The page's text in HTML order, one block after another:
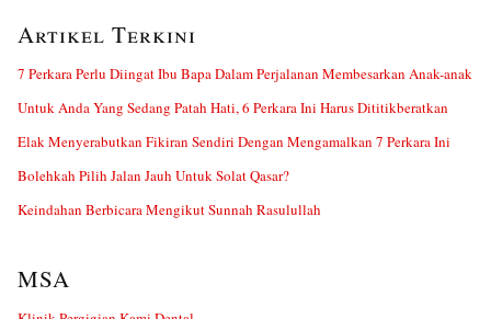
Artikel Terkini
7 Perkara Perlu Diingat Ibu Bapa Dalam Perjalanan Membesarkan Anak-anak
Untuk Anda Yang Sedang Patah Hati, 6 Perkara Ini Harus Dititikberatkan
Elak Menyerabutkan Fikiran Sendiri Dengan Mengamalkan 7 Perkara Ini
Bolehkah Pilih Jalan Jauh Untuk Solat Qasar?
Keindahan Berbicara Mengikut Sunnah Rasulullah
MSA